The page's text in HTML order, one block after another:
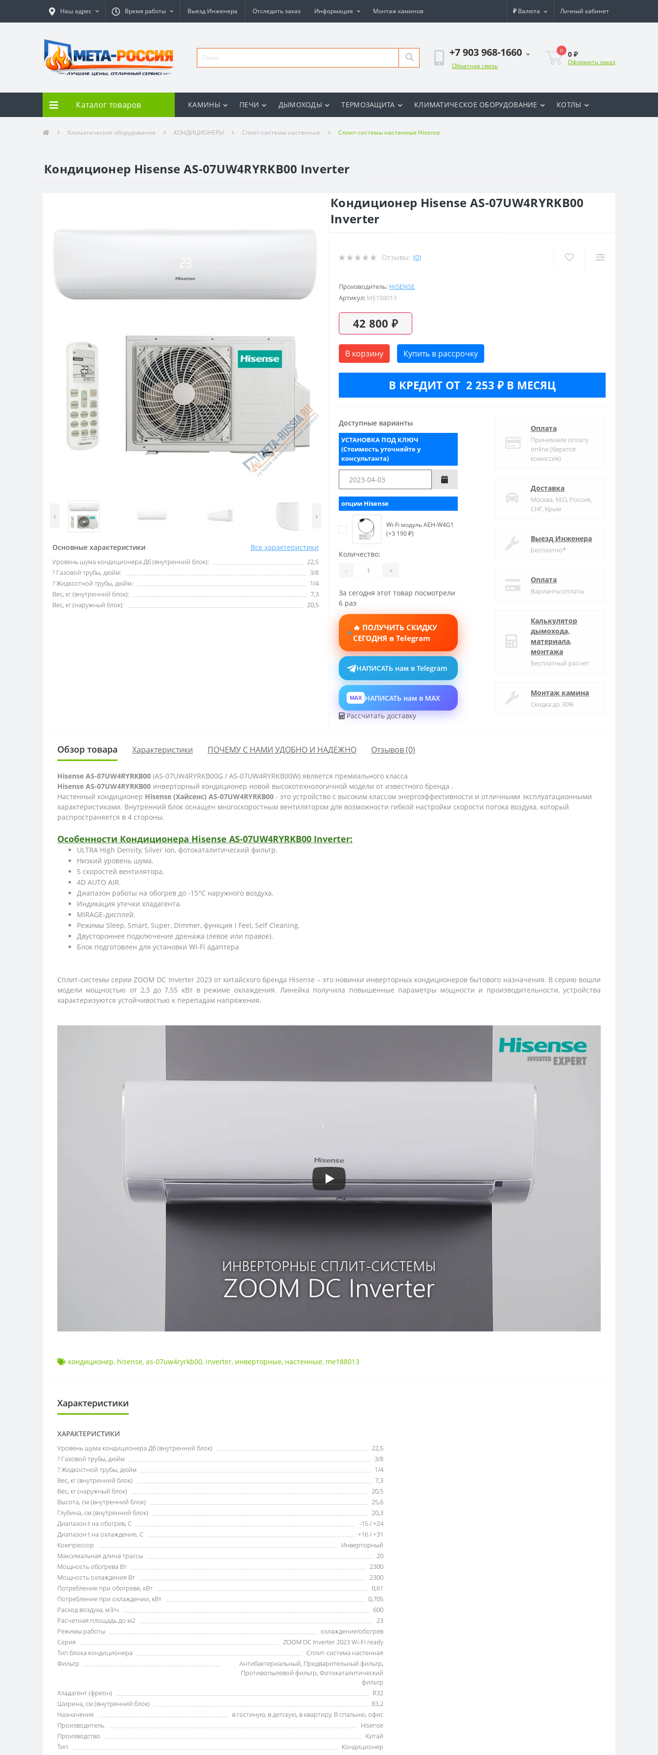
Наш адрес Время работы Выезд Инженера Отследить заказ Информация Монтаж каминов ₽ Валюта Личный кабинет
+7 903 968-1660
Обратная связь
0 0 ₽
Оформить заказ
Каталог товаров КАМИНЫ ПЕЧИ ДЫМОХОДЫ ТЕРМОЗАЩИТА КЛИМАТИЧЕСКОЕ ОБОРУДОВАНИЕ КОТЛЫ
Климатическое оборудование КОНДИЦИОНЕРЫ Сплит-системы настенные Сплит-системы настенные Hisense
Кондиционер Hisense AS-07UW4RYRKB00 Inverter
‹ ›
Основные характеристики Все характеристики
Уровень шума кондиционера Дб (внутренний блок):
22,5
? Газовой трубы, дюйм:
3/8
? Жидкостной трубы, дюйм:
1/4
Вес, кг (внутренний блок):
7,3
Вес, кг (наружный блок):
20,5
Кондиционер Hisense AS-07UW4RYRKB00
Inverter
Отзывы: (0)
Производитель: HISENSE
Артикул: ME188013
42 800 ₽
В корзину Купить в рассрочку
В КРЕДИТ ОТ 2 253 ₽ В МЕСЯЦ
Доступные варианты
УСТАНОВКА ПОД КЛЮЧ
(Стоимость уточняйте у
консультанта)
опции Hisense
Wi-Fi модуль AEH-W4G1
(+3 190 ₽)
Количество:
- +
За сегодня этот товар посмотрели
6 раз
🔥 ПОЛУЧИТЬ СКИДКУ
СЕГОДНЯ в Telegram
НАПИСАТЬ нам в Telegram
MAX НАПИСАТЬ нам в MAX
Рассчитать доставку
Оплата
Принимаем оплату
online (берется
комиссия)
Доставка
Москва, М.О, Россия,
СНГ, Крым
Выезд Инженера
Бесплатно*
Оплата
Варианты оплаты
Калькулятор
дымохода,
материала,
монтажа
Бесплатный расчет
Монтаж камина
Скидка до 30%
Обзор товара Характеристики ПОЧЕМУ С НАМИ УДОБНО И НАДЕЖНО Отзывов (0)
Hisense AS-07UW4RYRKB00 (AS-07UW4RYRKB00G / AS-07UW4RYRKB00W) является премиального класса
Hisense AS-07UW4RYRKB00 инверторный кондиционер новой высокотехнологичной модели от известного бренда .
Настенный кондиционер Hisense (Хайсенс) AS-07UW4RYRKB00 - это устройство с высоким классом энергоэффективности и отличными эксплуатационными
характеристиками. Внутренний блок оснащен многоскоростным вентилятором для возможности гибкой настройки скорости потока воздуха, который
распространяется в 4 стороны.
Особенности Кондиционера Hisense AS-07UW4RYRKB00 Inverter:
ULTRA High Density, Silver Ion, фотокаталитический фильтр.
Низкий уровень шума.
5 скоростей вентилятора.
4D AUTO AIR.
Диапазон работы на обогрев до -15°C наружного воздуха.
Индикация утечки хладагента.
MIRAGE-дисплей.
Режимы Sleep, Smart, Super, Dimmer, функция I Feel, Self Cleaning.
Двустороннее подключение дренажа (левое или правое).
Блок подготовлен для установки WI-FI адаптера
Сплит-системы серии ZOOM DC Inverter 2023 от китайского бренда Hisense – это новинки инверторных кондиционеров бытового назначения. В серию вошли
модели мощностью от 2,3 до 7,55 кВт в режиме охлаждения. Линейка получила повышенные параметры мощности и производительности, устройства
характеризуются устойчивостью к перепадам напряжения.
кондиционер, hisense, as-07uw4ryrkb00, inverter, инверторные, настенные, me188013
Характеристики
ХАРАКТЕРИСТИКИ
Уровень шума кондиционера Дб (внутренний блок)
22,5
? Газовой трубы, дюйм
3/8
? Жидкостной трубы, дюйм
1/4
Вес, кг (внутренний блок)
7,3
Вес, кг (наружный блок)
20,5
Высота, см (внутренний блок)
25,6
Глубина, см (внутренний блок)
20,3
Диапазон t на обогрев, С
-15 / +24
Диапазон t на охлаждение, С
+16 / +31
Компрессор
Инверторный
Максимальная длина трассы
20
Мощность обогрева Вт
2300
Мощность охлаждения Вт
2300
Потребление при обогреве, кВт
0,61
Потребление при охлаждении, кВт
0,705
Расход воздуха, м3/ч
600
Расчетная площадь до м2
23
Режимы работы
охлаждение/обогрев
Серия
ZOOM DC Inverter 2023 Wi-Fi ready
Тип блока кондиционера
Сплит-система настенная
Фильтр
Антибактериальный, Предварительный фильтр,
Противопылевой фильтр, Фотокаталитический
фильтр
Хладагент (фреон)
R32
Ширина, см (внутренний блок)
83,2
Назначение
в гостиную, в детскую, в квартиру, В спальню, офис
Производитель
Hisense
Производство
Китай
Тип
Кондиционер